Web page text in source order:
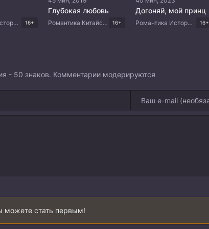
Романтика Исторический Комедия Китайские дорамы 16+
Глубокая любовь
Романтика Китайские дорамы 16+
Догоняй, мой принц
Романтика Исторический Фэнтези Комедия Китайские дорамы 16+
- 50 знаков. Комментарии модерируются
можете стать первым!